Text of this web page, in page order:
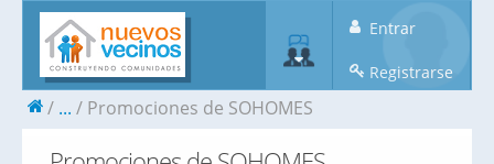
Entrar
Registrarse
... Promociones de SOHOMES